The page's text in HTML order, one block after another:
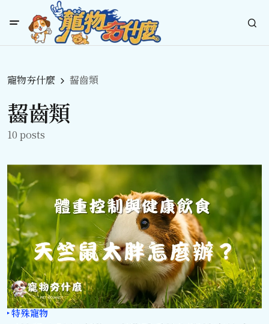
寵物夯什麼 齧齒類
齧齒類
10 posts
特殊寵物